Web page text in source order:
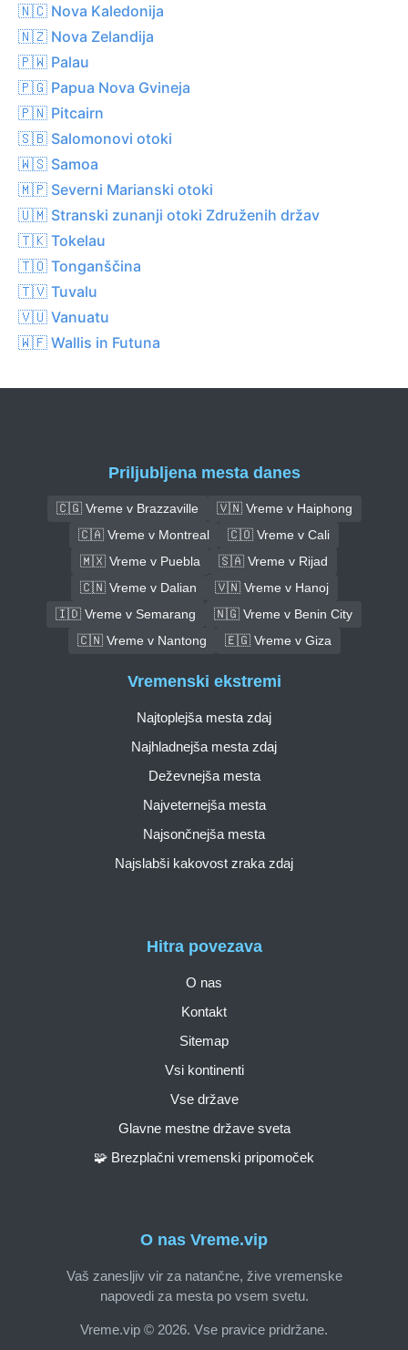
🇳🇨 Nova Kaledonija
🇳🇿 Nova Zelandija
🇵🇼 Palau
🇵🇬 Papua Nova Gvineja
🇵🇳 Pitcairn
🇸🇧 Salomonovi otoki
🇼🇸 Samoa
🇲🇵 Severni Marianski otoki
🇺🇲 Stranski zunanji otoki Združenih držav
🇹🇰 Tokelau
🇹🇴 Tonganščina
🇹🇻 Tuvalu
🇻🇺 Vanuatu
🇼🇫 Wallis in Futuna
Priljubljena mesta danes
🇨🇬 Vreme v Brazzaville
🇻🇳 Vreme v Haiphong
🇨🇦 Vreme v Montreal
🇨🇴 Vreme v Cali
🇲🇽 Vreme v Puebla
🇸🇦 Vreme v Rijad
🇨🇳 Vreme v Dalian
🇻🇳 Vreme v Hanoj
🇮🇩 Vreme v Semarang
🇳🇬 Vreme v Benin City
🇨🇳 Vreme v Nantong
🇪🇬 Vreme v Giza
O nas Vreme.vip
Vaš zanesljiv vir za natančne, žive vremenske
napovedi za mesta po vsem svetu.
Vreme.vip © 2026. Vse pravice pridržane.
Hitra povezava
O nas
Kontakt
Sitemap
Vsi kontinenti
Vse države
Glavne mestne države sveta
🧩 Brezplačni vremenski pripomoček
Vremenski ekstremi
Najtoplejša mesta zdaj
Najhladnejša mesta zdaj
Deževnejša mesta
Najveternejša mesta
Najsončnejša mesta
Najslabši kakovost zraka zdaj